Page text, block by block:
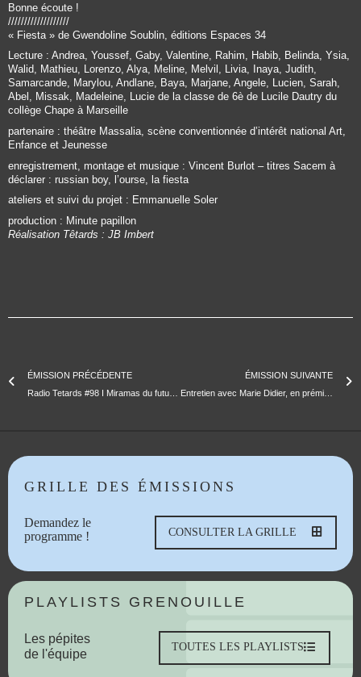
Bonne écoute !
///////////////////
« Fiesta » de Gwendoline Soublin, éditions Espaces 34
Lecture : Andrea, Youssef, Gaby, Valentine, Rahim, Habib, Belinda, Ysia,
Walid, Mathieu, Lorenzo, Alya, Meline, Melvil, Livia, Inaya, Judith,
Samarcande, Marylou, Andlane, Baya, Marjane, Angele, Lucien, Sarah,
Abel, Missak, Madeleine, Lucie de la classe de 6è de Lucile Dautry du
collège Chape à Marseille
partenaire : théâtre Massalia, scène conventionnée d’intérêt national Art,
Enfance et Jeunesse
enregistrement, montage et musique : Vincent Burlot – titres Sacem à
déclarer : russian boy, l’ourse, la fiesta
ateliers et suivi du projet : Emmanuelle Soler
production : Minute papillon
Réalisation Têtards : JB Imbert
ÉMISSION PRÉCÉDENTE
ÉMISSION SUIVANTE
Entretien avec Marie Didier, en prémices de l’édition 2023
GRILLE DES ÉMISSIONS
Demandez le
programme !
CONSULTER LA GRILLE
PLAYLISTS GRENOUILLE
Les pépites
de l'équipe
TOUTES LES PLAYLISTS